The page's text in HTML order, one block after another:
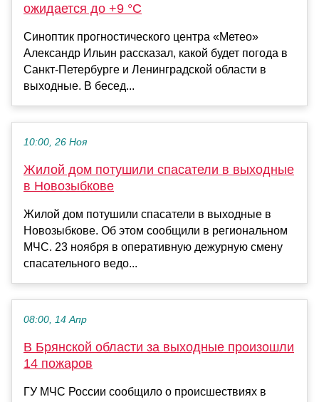
ожидается до +9 °С
Синоптик прогностического центра «Метео»
Александр Ильин рассказал, какой будет погода в
Санкт-Петербурге и Ленинградской области в
выходные. В бесед...
10:00, 26 Ноя
Жилой дом потушили спасатели в выходные
в Новозыбкове
Жилой дом потушили спасатели в выходные в
Новозыбкове. Об этом сообщили в региональном
МЧС. 23 ноября в оперативную дежурную смену
спасательного ведо...
08:00, 14 Апр
В Брянской области за выходные произошли
14 пожаров
ГУ МЧС России сообщило о происшествиях в